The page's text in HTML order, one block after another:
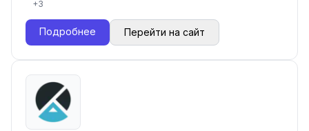
+3
Подробнее Перейти на сайт